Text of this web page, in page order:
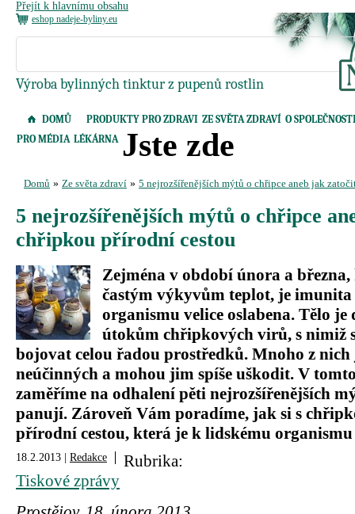
Přejít k hlavnímu obsahu
eshop nadeje-byliny.eu
Výroba bylinných tinktur z pupenů rostlin
DOMŮ PRODUKTY PRO ZDRAVI ZE SVĚTA ZDRAVÍ O
PRO MÉDIA LÉKÁRNA Jste zde
Domů » Ze světa zdraví » 5 nejrozšířenějších mýtů o chřipce aneb jak
5 nejrozšířenějších mýtů o chřipce
chřipkou přírodní cestou
Zejména v období února a
častým výkyvům teplot, je imunita
organismu velice oslabena. Tělo je
útokům chřipkových virů, s nimiž
bojovat celou řadou prostředků. Mnoho z nich
neúčinných a mohou jim spíše uškodit. V
zaměříme na odhalení pěti nejrozšířenějších
panují. Zároveň Vám poradíme, jak si s
přírodní cestou, která je k lidskému organismu
18.2.2013 | Redakce
Rubrika:
Tiskové zprávy